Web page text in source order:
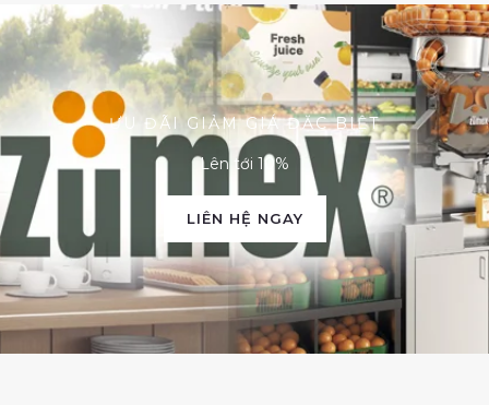
ƯU ĐÃI GIẢM GIÁ ĐẶC BIỆT
Lên tới 10%
LIÊN HỆ NGAY